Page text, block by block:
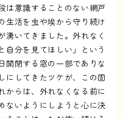
は意識することのない網戸
生活を虫や埃から守り続け
湧いてきました。外れなく
自分を見てほしい」という
開閉する窓の一部でありな
にしてきたツケが、この固
からは、外れなくなる前に
ないようにしようと心に決